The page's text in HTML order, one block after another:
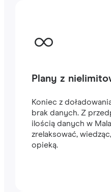
Plany z
Koniec z
brak danych. Z
ilością danych w
zrelaksować,
opieką.